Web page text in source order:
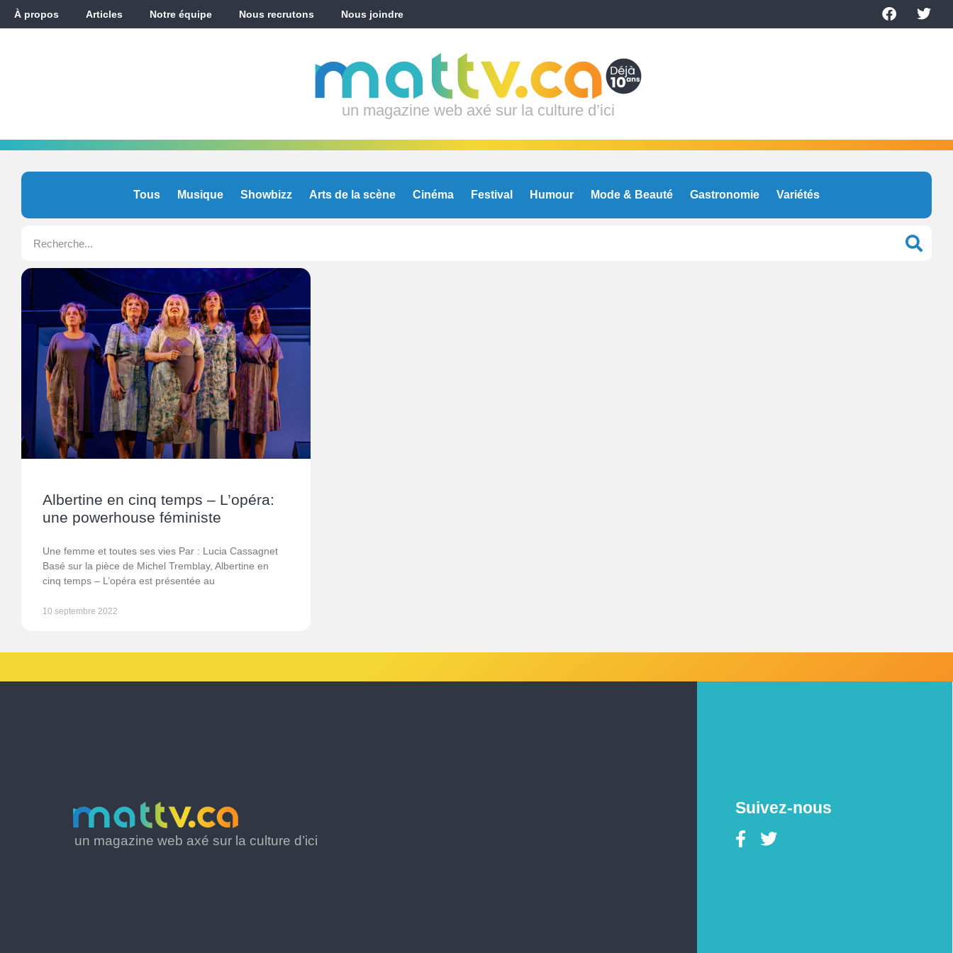
À propos Articles Notre équipe Nous recrutons Nous joindre
un magazine web axé sur la culture d’ici
Tous Musique Showbizz Arts de la scène Cinéma Festival Humour Mode & Beauté Gastronomie Variétés
Albertine en cinq temps – L’opéra:
une powerhouse féministe
Une femme et toutes ses vies Par : Lucia Cassagnet
Basé sur la pièce de Michel Tremblay, Albertine en
cinq temps – L’opéra est présentée au
10 septembre 2022
un magazine web axé sur la culture d’ici
Suivez-nous